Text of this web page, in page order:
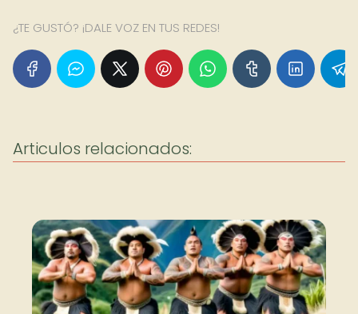
¿TE GUSTÓ? ¡DALE VOZ EN TUS REDES!
Articulos relacionados: